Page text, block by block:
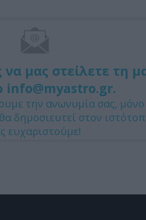
να μας στείλετε τη
info@myastro.gr.
την ανωνυμία σας,
δημοσιευτεί στον
ευχαριστούμε!